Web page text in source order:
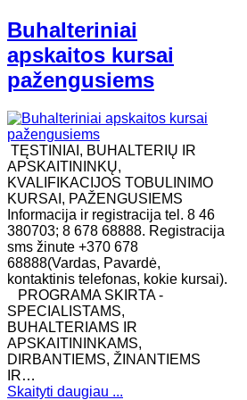
Buhalteriniai
apskaitos kursai
pažengusiems
TĘSTINIAI, BUHALTERIŲ IR
APSKAITININKŲ,
KVALIFIKACIJOS TOBULINIMO
KURSAI, PAŽENGUSIEMS
Informacija ir registracija tel. 8 46
380703; 8 678 68888. Registracija
sms žinute +370 678
68888(Vardas, Pavardė,
kontaktinis telefonas, kokie kursai).
​PROGRAMA SKIRTA -
SPECIALISTAMS,
BUHALTERIAMS IR
APSKAITININKAMS,
DIRBANTIEMS, ŽINANTIEMS
IR…
Skaityti daugiau ...